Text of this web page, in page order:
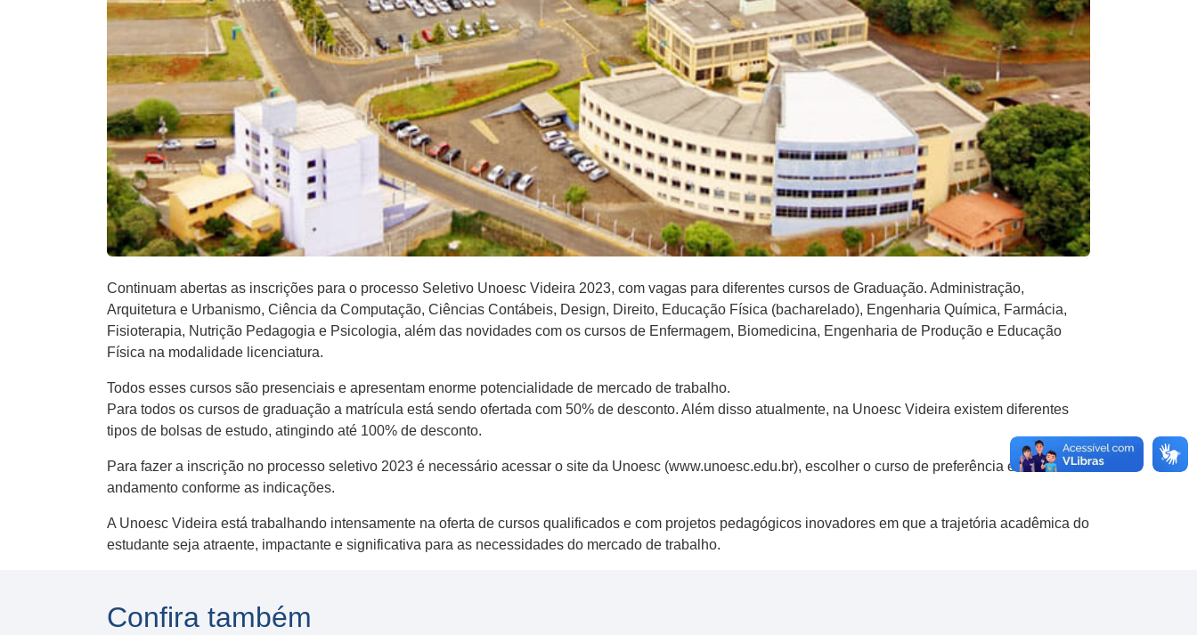
Continuam abertas as inscrições para o processo Seletivo Unoesc Videira 2023, com vagas para diferentes cursos de Graduação. Administração,
Arquitetura e Urbanismo, Ciência da Computação, Ciências Contábeis, Design, Direito, Educação Física (bacharelado), Engenharia Química, Farmácia,
Fisioterapia, Nutrição Pedagogia e Psicologia, além das novidades com os cursos de Enfermagem, Biomedicina, Engenharia de Produção e Educação
Física na modalidade licenciatura.
Todos esses cursos são presenciais e apresentam enorme potencialidade de mercado de trabalho.
Para todos os cursos de graduação a matrícula está sendo ofertada com 50% de desconto. Além disso atualmente, na Unoesc Videira existem diferentes
tipos de bolsas de estudo, atingindo até 100% de desconto.
Para fazer a inscrição no processo seletivo 2023 é necessário acessar o site da Unoesc (www.unoesc.edu.br), escolher o curso de preferência e dar
andamento conforme as indicações.
A Unoesc Videira está trabalhando intensamente na oferta de cursos qualificados e com projetos pedagógicos inovadores em que a trajetória acadêmica do
estudante seja atraente, impactante e significativa para as necessidades do mercado de trabalho.
Confira também